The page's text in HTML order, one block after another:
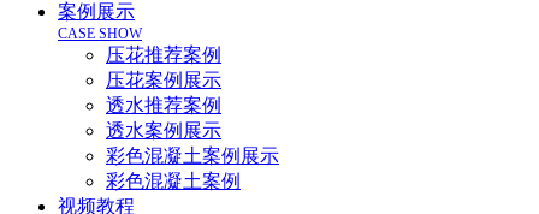
案例展示
CASE SHOW
压花推荐案例
压花案例展示
透水推荐案例
透水案例展示
彩色混凝土案例展示
彩色混凝土案例
视频教程